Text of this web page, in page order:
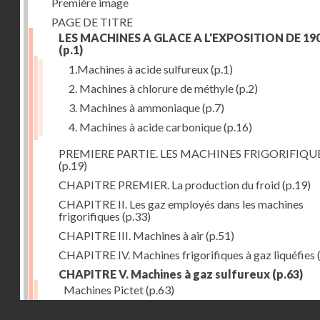
PAGE DE TITRE
LES MACHINES A GLACE A L'EXPOSITION DE
(p.1)
1.Machines à acide sulfureux(p.1)
2. Machines à chlorure de méthyle(p.2)
3. Machines à ammoniaque(p.7)
4. Machines à acide carbonique(p.16)
PREMIERE PARTIE. LES MACHINES
(p.19)
CHAPITRE PREMIER. La production du froid(p.19)
CHAPITRE II. Les gaz employés dans les machines
frigorifiques (p.33)
CHAPITRE III. Machines à air(p.51)
CHAPITRE IV. Machines frigorifiques à gaz liquéfies
CHAPITRE V. Machines à gaz sulfureux (p.63)
Machines Pictet(p.63)